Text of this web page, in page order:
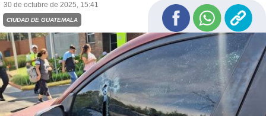
30 de octubre de 2025, 15:41
CIUDAD DE GUATEMALA